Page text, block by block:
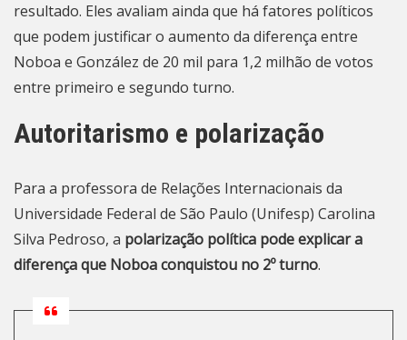
resultado. Eles avaliam ainda que há fatores políticos
que podem justificar o aumento da diferença entre
Noboa e González de 20 mil para 1,2 milhão de votos
entre primeiro e segundo turno.
Autoritarismo e polarização
Para a professora de Relações Internacionais da
Universidade Federal de São Paulo (Unifesp) Carolina
Silva Pedroso, a polarização política pode explicar a
diferença que Noboa conquistou no 2º turno.